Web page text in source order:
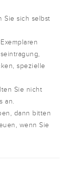
Sie sich selbst
spezielle
Sie nicht
an.
dann bitten
wenn Sie